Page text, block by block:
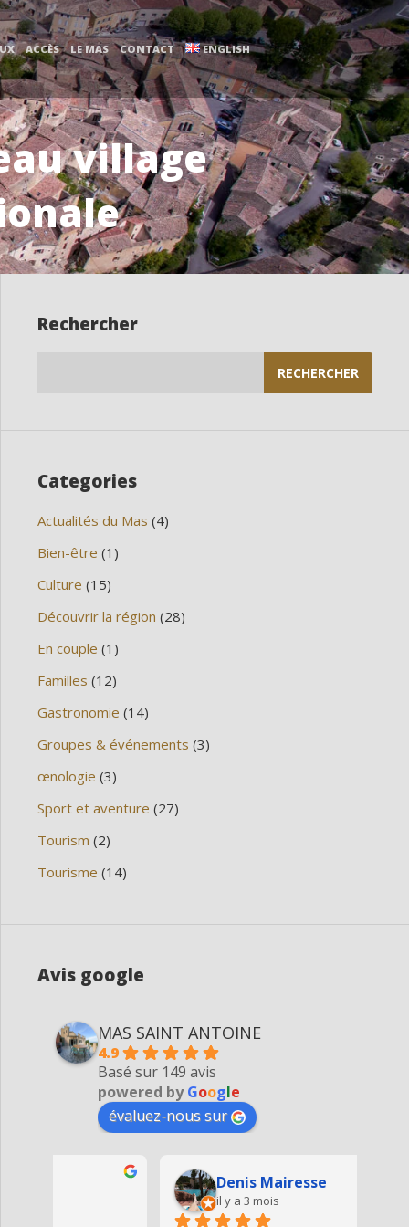
ACCÈS LE MAS CONTACT ENGLISH
village
Rechercher
Categories
Actualités du Mas (4)
Bien-être (1)
Culture (15)
Découvrir la région (28)
En couple (1)
Familles (12)
Gastronomie (14)
Groupes & événements (3)
œnologie (3)
Sport et aventure (27)
Tourism (2)
Tourisme (14)
Avis google
MAS SAINT ANTOINE
4.9
Basé sur 149 avis
powered byGoogle
évaluez-nous sur
Denis Mairesse
il y a 3 mois